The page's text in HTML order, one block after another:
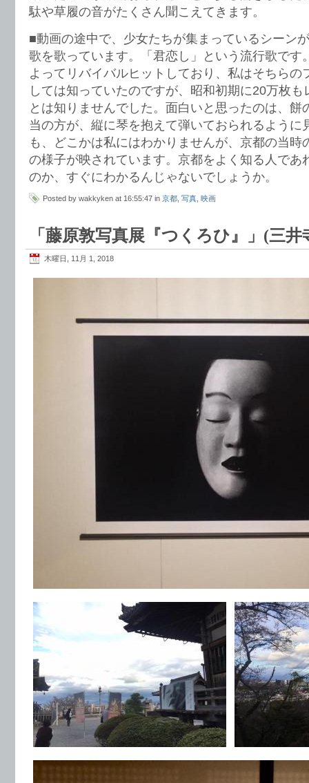
駄や草履の音がたくさん聞こえてきます。
■動画の途中で、少女たちが集まっているシーン
歌を歌っています。「君恋し」という流行歌です
よってリバイバルヒットしており、私はそちらの
しては知っていたのですが、昭和初期に20万枚
とは知りませんでした。面白いと思ったのは、餅
当の方が、縦に琴を抱えて弾いておられるように
も、どこかは私にはわかりませんが、京都の当時
の様子が映されています。京都をよく知る人であ
のか、すぐにわかるんじゃないでしょうか。
Posted by wakkyken at 16:55:47 in 京都 写真 映画
「藤原敦写真展『つくろひ』」(三
木曜日, 11月 1, 2018